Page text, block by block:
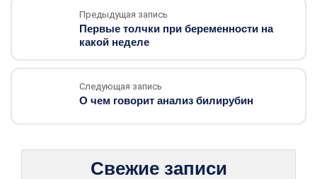
Предыдущая запись
Первые толчки при беременности на
какой неделе
Следующая запись
О чем говорит анализ билирубин
Свежие записи